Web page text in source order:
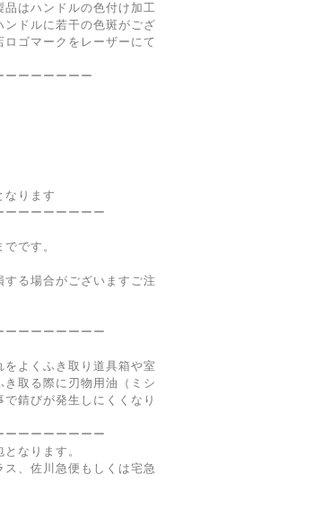
はハンドルの色付け加工
ドルに若干の色斑がござ
ゴマークをレーザーにて
ーーーーーーー
なります
ーーーーーーーー
です。
る場合がございますご注
ーーーーーーーー
よくふき取り道具箱や室
取る際に刃物用油（ミシ
錆びが発生しにくくなり
ーーーーーーーー
なります。
、佐川急便もしくは宅急